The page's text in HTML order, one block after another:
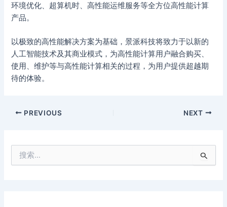
环境优化、超算机时、高性能运维服务等全方位高性能计算
产品。
以极致的高性能解决方案为基础，景派科技将致力于以新的
人工智能技术及其商业模式，为高性能计算用户融合购买、
使用、维护等与高性能计算相关的过程，为用户提供超越期
待的体验。
PREVIOUS NEXT